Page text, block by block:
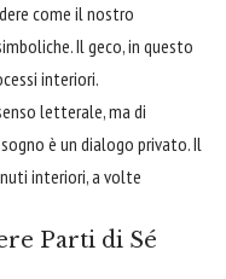
come il nostro
Il geco, in questo
interiori.
letterale, ma di
è un dialogo privato. Il
interiori, a volte
Parti di Sé